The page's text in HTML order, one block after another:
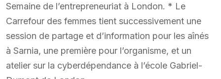
Semaine de l’entrepreneuriat à London. * Le
Carrefour des femmes tient successivement une
session de partage et d’information pour les aînés
à Sarnia, une première pour l’organisme, et un
atelier sur la cyberdépendance à l’école Gabriel-